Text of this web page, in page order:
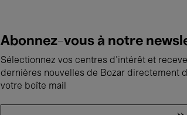
Abonnez-vous à notre
Sélectionnez vos centres d'intérêt et
dernières nouvelles de Bozar directement
votre boîte mail